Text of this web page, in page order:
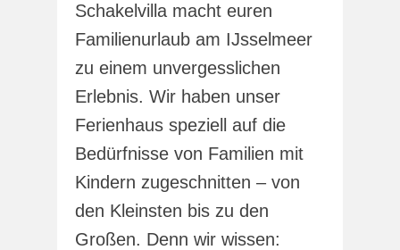
Schakelvilla macht euren
Familienurlaub am IJsselmeer
zu einem unvergesslichen
Erlebnis. Wir haben unser
Ferienhaus speziell auf die
Bedürfnisse von Familien mit
Kindern zugeschnitten – von
den Kleinsten bis zu den
Großen. Denn wir wissen: